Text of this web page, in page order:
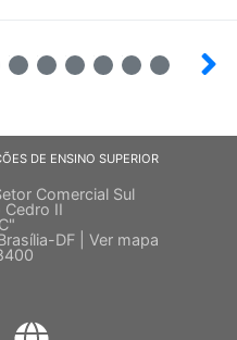
DE ENSINO SUPERIOR
Comercial Sul
Cedro II
DF | Ver mapa